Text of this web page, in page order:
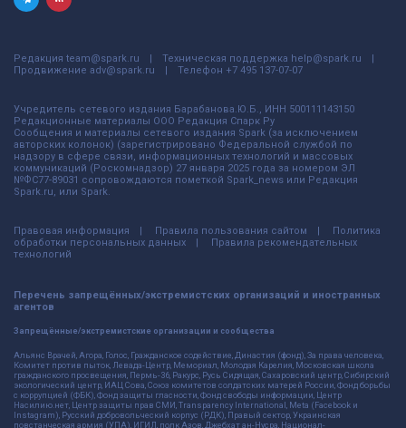
Редакция team@spark.ru Техническая поддержка help@spark.ru
Продвижение adv@spark.ru Телефон +7 495 137-07-07
Учредитель сетевого издания Барабанова.Ю.Б., ИНН 500111143150
Редакционные материалы ООО Редакция Спарк Ру
Сообщения и материалы сетевого издания Spark (за исключением
авторских колонок) (зарегистрировано Федеральной службой по
надзору в сфере связи, информационных технологий и массовых
коммуникаций (Роскомнадзор) 27 января 2025 года за номером ЭЛ
№ФС77-89031 сопровождаются пометкой Spark_news или Редакция
Spark.ru, или Spark.
Правовая информация Правила пользования сайтом
Политика
обработки персональных данных
Правила рекомендательных
технологий
Перечень запрещённых/экстремистских организаций и иностранных
агентов
Запрещённые/экстремистские организации и сообщества
Альянс Врачей, Агора, Голос, Гражданское содействие, Династия (фонд), За права человека,
Комитет против пыток, Левада-Центр, Мемориал, Молодая Карелия, Московская школа
гражданского просвещения, Пермь-36, Ракурс, Русь Сидящая, Сахаровский центр, Сибирский
экологический центр, ИАЦ Сова, Союз комитетов солдатских матерей России, Фонд борьбы
с коррупцией (ФБК), Фонд защиты гласности, Фонд свободы информации, Центр
Насилию.нет, Центр защиты прав СМИ, Transparency International, Meta (Facebook и
Instagram), Русский добровольческий корпус (РДК), Правый сектор, Украинская
повстанческая армия (УПА), ИГИЛ, полк Азов, Джебхат ан-Нусра, Национал-